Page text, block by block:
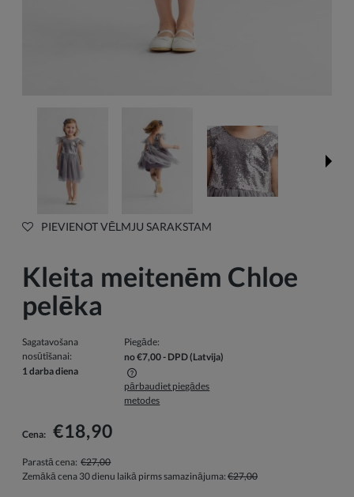
PIEVIENOT VĒLMJU SARAKSTAM
Kleita meitenēm Chloe
pelēka
Sagatavošana
nosūtīšanai:
1 darba diena
Piegāde:
no €7,00- DPD(Latvija)
Cenā nav iekļautas iespējamās maksājumu izmaksas
pārbaudiet piegādes
metodes
Cena: €18,90
Parastā cena: €27,00
Zemākā cena 30 dienu laikā pirms samazinājuma: €27,00